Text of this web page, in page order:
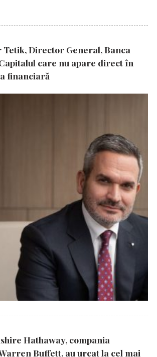
Director General, Banca
care nu apare direct în
financiară
Hathaway, compania
Buffett, au urcat la cel mai